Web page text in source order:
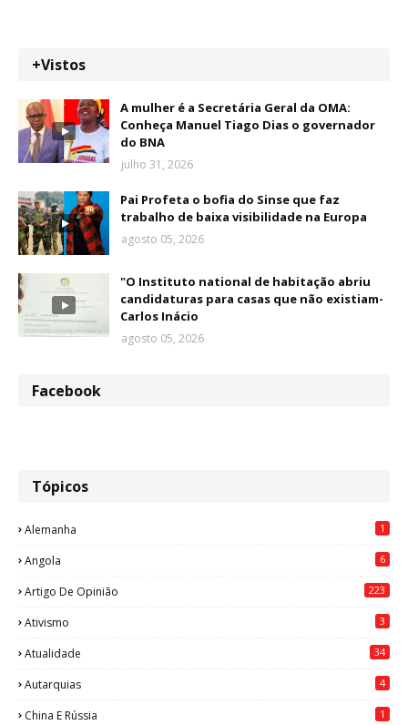
+Vistos
A mulher é a Secretária Geral da OMA:
Conheça Manuel Tiago Dias o governador
do BNA
julho 31, 2026
Pai Profeta o bofia do Sinse que faz
trabalho de baixa visibilidade na Europa
agosto 05, 2026
"O Instituto national de habitação abriu
candidaturas para casas que não existiam-
Carlos Inácio
agosto 05, 2026
Facebook
Tópicos
Alemanha 1
Angola 6
Artigo De Opinião 223
Ativismo 3
Atualidade 34
Autarquias 4
China E Rússia 1